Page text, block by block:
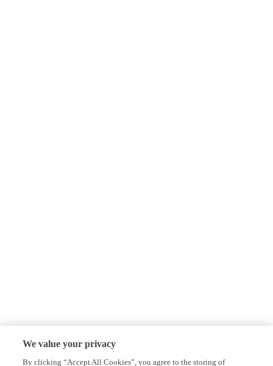
We value your privacy
By clicking “Accept All Cookies”, you agree to the storing of